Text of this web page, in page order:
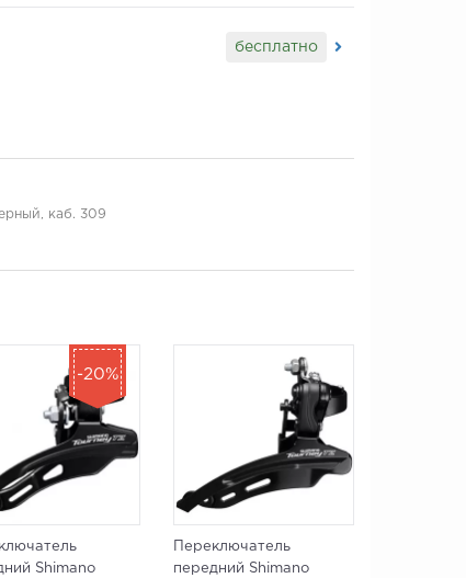
бесплатно
каб. 309
Shimano
-20%
Переключатель
передний Shimano